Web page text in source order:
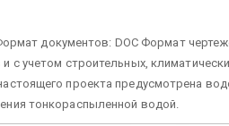
документов: DOC Формат
учетом строительных,
проекта предусмотрена
тонкораспыленной водой.